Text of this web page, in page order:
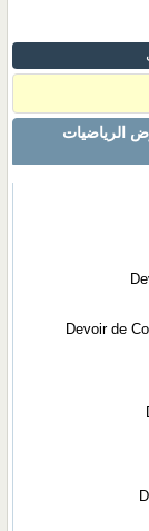
الرياضيات
Devoir de